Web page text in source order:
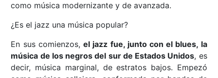
como música modernizante y de avanzada.
¿Es el jazz una música popular?
En sus comienzos,el jazz fue, junto con el blues, la
música de los negros del sur de Estados Unidos, es
decir, música marginal, de estratos bajos. Empezó